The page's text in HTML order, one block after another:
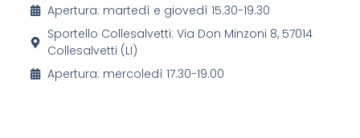
Apertura: martedì e giovedì 15.30-19.30
Sportello Collesalvetti: Via Don Minzoni 8, 57014
Collesalvetti (LI)
Apertura: mercoledì 17.30-19.00